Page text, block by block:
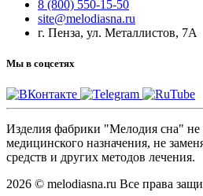
8 (800) 550-15-50
site@melodiasna.ru
г. Пенза, ул. Металлистов, 7А
Мы в соцсетях
Изделия фабрики "Мелодия сна" не
медицинского назначения, не
средств и других методов лечения.
2026 © melodiasna.ru Все права